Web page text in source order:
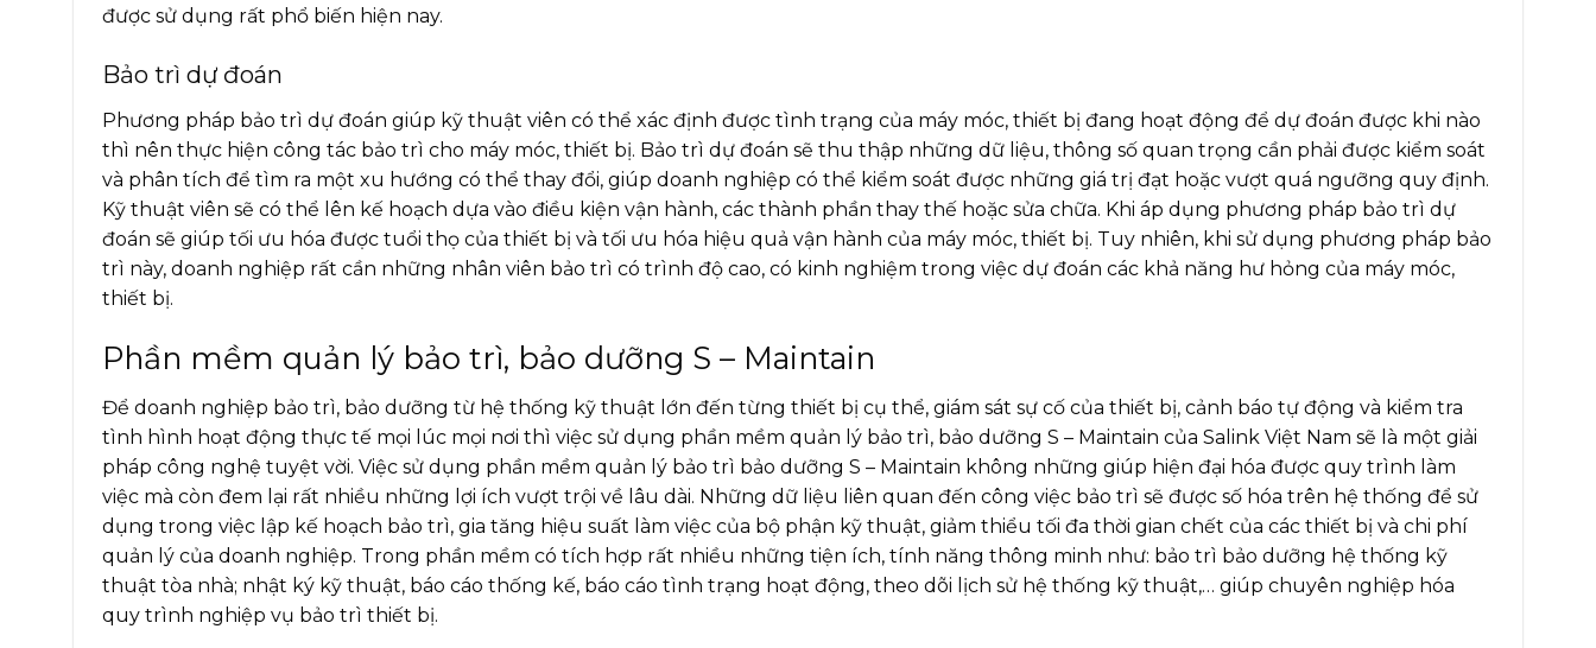
được sử dụng rất phổ biến hiện nay.
Bảo trì dự đoán
Phương pháp bảo trì dự đoán giúp kỹ thuật viên có thể xác định được tình trạng của máy móc, thiết bị đang hoạt động để dự đoán được khi nào
thì nên thực hiện công tác bảo trì cho máy móc, thiết bị. Bảo trì dự đoán sẽ thu thập những dữ liệu, thông số quan trọng cần phải được kiểm soát
và phân tích để tìm ra một xu hướng có thể thay đổi, giúp doanh nghiệp có thể kiểm soát được những giá trị đạt hoặc vượt quá ngưỡng quy định.
Kỹ thuật viên sẽ có thể lên kế hoạch dựa vào điều kiện vận hành, các thành phần thay thế hoặc sửa chữa. Khi áp dụng phương pháp bảo trì dự
đoán sẽ giúp tối ưu hóa được tuổi thọ của thiết bị và tối ưu hóa hiệu quả vận hành của máy móc, thiết bị. Tuy nhiên, khi sử dụng phương pháp bảo
trì này, doanh nghiệp rất cần những nhân viên bảo trì có trình độ cao, có kinh nghiệm trong việc dự đoán các khả năng hư hỏng của máy móc,
thiết bị.
Phần mềm quản lý bảo trì, bảo dưỡng S – Maintain
Để doanh nghiệp bảo trì, bảo dưỡng từ hệ thống kỹ thuật lớn đến từng thiết bị cụ thể, giám sát sự cố của thiết bị, cảnh báo tự động và kiểm tra
tình hình hoạt động thực tế mọi lúc mọi nơi thì việc sử dụng phần mềm quản lý bảo trì, bảo dưỡng S – Maintain của Salink Việt Nam sẽ là một giải
pháp công nghệ tuyệt vời. Việc sử dụng phần mềm quản lý bảo trì bảo dưỡng S – Maintain không những giúp hiện đại hóa được quy trình làm
việc mà còn đem lại rất nhiều những lợi ích vượt trội về lâu dài. Những dữ liệu liên quan đến công việc bảo trì sẽ được số hóa trên hệ thống để sử
dụng trong việc lập kế hoạch bảo trì, gia tăng hiệu suất làm việc của bộ phận kỹ thuật, giảm thiểu tối đa thời gian chết của các thiết bị và chi phí
quản lý của doanh nghiệp. Trong phần mềm có tích hợp rất nhiều những tiện ích, tính năng thông minh như: bảo trì bảo dưỡng hệ thống kỹ
thuật tòa nhà; nhật ký kỹ thuật, báo cáo thống kế, báo cáo tình trạng hoạt động, theo dõi lịch sử hệ thống kỹ thuật,… giúp chuyên nghiệp hóa
quy trình nghiệp vụ bảo trì thiết bị.